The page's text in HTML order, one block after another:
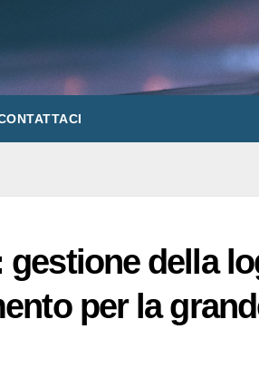
gestione della
per la